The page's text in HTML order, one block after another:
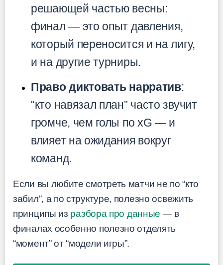
решающей частью весны:
финал — это опыт давления,
который переносится и на лигу,
и на другие турниры.
Право диктовать нарратив:
“кто навязал план” часто звучит
громче, чем голы по xG — и
влияет на ожидания вокруг
команд.
Если вы любите смотреть матчи не по “кто
забил”, а по структуре, полезно освежить
принципы из разбора про данные — в
финалах особенно полезно отделять
“момент” от “модели игры”.